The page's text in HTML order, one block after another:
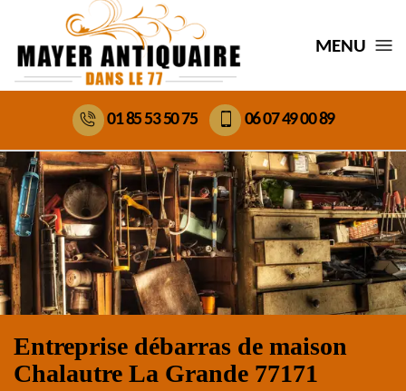
MENU
01 85 53 50 75 06 07 49 00 89
Entreprise débarras de maison
Chalautre La Grande 77171